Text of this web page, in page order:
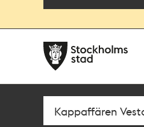
navigationen
huvudinnehållet
Sök